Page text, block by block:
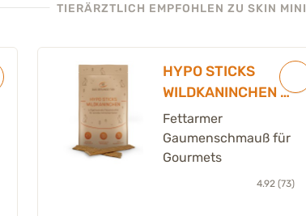
TIERÄRZTLICH EMPFOHLEN ZU SKIN MINI
HYPO STICKS
WILDKANINCHEN -
125 g
Fettarmer
Gaumenschmauß für
Gourmets
4.92 (73)